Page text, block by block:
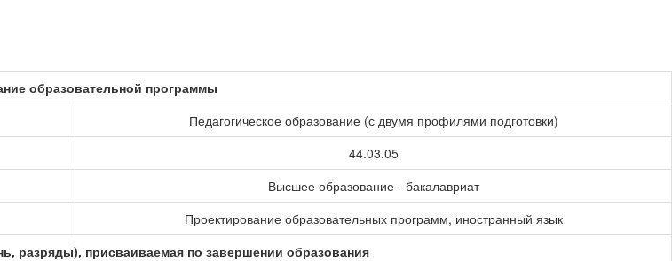
образовательной программы
Педагогическое образование (с двумя профилями подготовки)
44.03.05
Высшее образование - бакалавриат
Проектирование образовательных программ, иностранный язык
разряды), присваиваемая по завершении образования